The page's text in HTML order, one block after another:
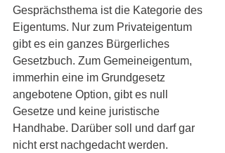
Gesprächsthema ist die Kategorie des
Eigentums. Nur zum Privateigentum
gibt es ein ganzes Bürgerliches
Gesetzbuch. Zum Gemeineigentum,
immerhin eine im Grundgesetz
angebotene Option, gibt es null
Gesetze und keine juristische
Handhabe. Darüber soll und darf gar
nicht erst nachgedacht werden.